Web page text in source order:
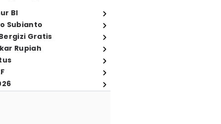
BI
Subianto
Gratis
Rupiah